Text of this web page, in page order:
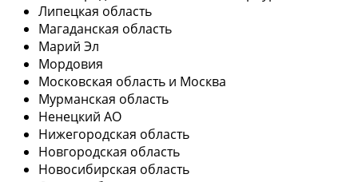
Липецкая область
Магаданская область
Марий Эл
Мордовия
Московская область и Москва
Мурманская область
Ненецкий АО
Нижегородская область
Новгородская область
Новосибирская область